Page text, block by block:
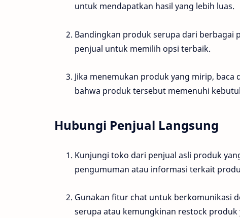
untuk mendapatkan hasil yang lebih luas.
Bandingkan produk serupa dari berbagai
penjual untuk memilih opsi terbaik.
Jika menemukan produk yang mirip,
bahwa produk tersebut memenuhi
Hubungi Penjual Langsung
Kunjungi toko dari penjual asli produk
pengumuman atau informasi terkait
Gunakan fitur chat untuk berkomunikasi
serupa atau kemungkinan restock produk